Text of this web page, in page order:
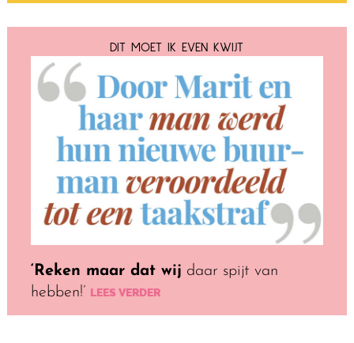
DIT MOET IK EVEN KWIJT
‘Reken maar dat wij daar spijt van
hebben!’ LEES VERDER